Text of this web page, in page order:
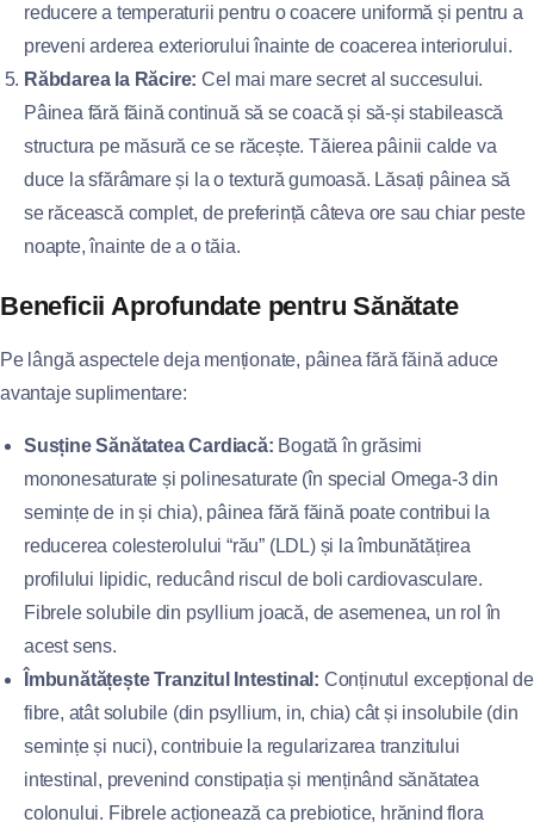
reducere a temperaturii pentru o coacere uniformă și pentru a
preveni arderea exteriorului înainte de coacerea interiorului.
Răbdarea la Răcire: Cel mai mare secret al succesului.
Pâinea fără făină continuă să se coacă și să-și stabilească
structura pe măsură ce se răcește. Tăierea pâinii calde va
duce la sfărâmare și la o textură gumoasă. Lăsați pâinea să
se răcească complet, de preferință câteva ore sau chiar peste
noapte, înainte de a o tăia.
Beneficii Aprofundate pentru Sănătate
Pe lângă aspectele deja menționate, pâinea fără făină aduce
avantaje suplimentare:
Susține Sănătatea Cardiacă: Bogată în grăsimi
mononesaturate și polinesaturate (în special Omega-3 din
semințe de in și chia), pâinea fără făină poate contribui la
reducerea colesterolului “rău” (LDL) și la îmbunătățirea
profilului lipidic, reducând riscul de boli cardiovasculare.
Fibrele solubile din psyllium joacă, de asemenea, un rol în
acest sens.
Îmbunătățește Tranzitul Intestinal: Conținutul excepțional de
fibre, atât solubile (din psyllium, in, chia) cât și insolubile (din
semințe și nuci), contribuie la regularizarea tranzitului
intestinal, prevenind constipația și menținând sănătatea
colonului. Fibrele acționează ca prebiotice, hrănind flora